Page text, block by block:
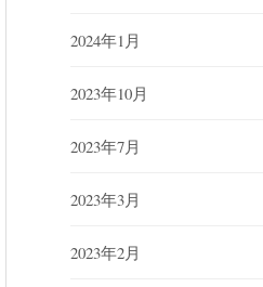
2024年1月
2023年10月
2023年7月
2023年3月
2023年2月